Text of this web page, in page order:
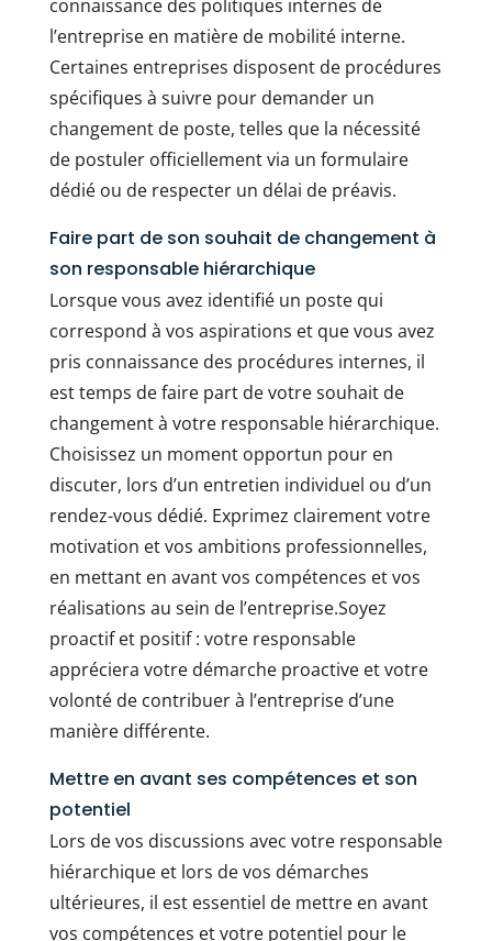
connaissance des politiques internes de
l’entreprise en matière de mobilité interne.
Certaines entreprises disposent de procédures
spécifiques à suivre pour demander un
changement de poste, telles que la nécessité
de postuler officiellement via un formulaire
dédié ou de respecter un délai de préavis.
Faire part de son souhait de changement à
son responsable hiérarchique
Lorsque vous avez identifié un poste qui
correspond à vos aspirations et que vous avez
pris connaissance des procédures internes, il
est temps de faire part de votre souhait de
changement à votre responsable hiérarchique.
Choisissez un moment opportun pour en
discuter, lors d’un entretien individuel ou d’un
rendez-vous dédié. Exprimez clairement votre
motivation et vos ambitions professionnelles,
en mettant en avant vos compétences et vos
réalisations au sein de l’entreprise.Soyez
proactif et positif : votre responsable
appréciera votre démarche proactive et votre
volonté de contribuer à l’entreprise d’une
manière différente.
Mettre en avant ses compétences et son
potentiel
Lors de vos discussions avec votre responsable
hiérarchique et lors de vos démarches
ultérieures, il est essentiel de mettre en avant
vos compétences et votre potentiel pour le